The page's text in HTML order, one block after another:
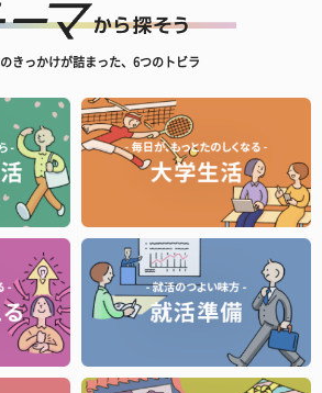
きっかけが詰まった、6つのトビラ